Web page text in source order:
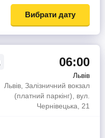
Вибрати дату
06:00
Львів
Львів, Залізничний вокзал
(платний паркінг), вул.
Чернівецька, 21